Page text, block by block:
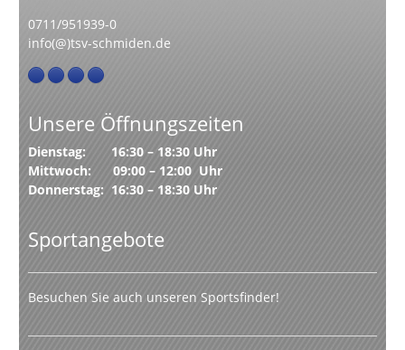
0711/951939-0
info(@)tsv-schmiden.de
Unsere Öffnungszeiten
Dienstag: 16:30 – 18:30 Uhr
Mittwoch: 09:00 – 12:00 Uhr
Donnerstag: 16:30 – 18:30 Uhr
Sportangebote
Besuchen Sie auch unseren Sportsfinder!